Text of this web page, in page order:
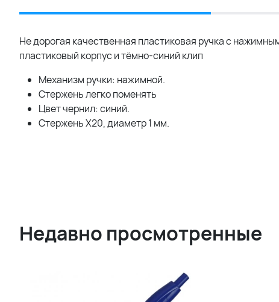
Не дорогая качественная пластиковая ручка с
пластиковый корпус и тёмно-синий клип
Механизм ручки: нажимной.
Стержень легко поменять
Цвет чернил: синий.
Стержень Х20, диаметр 1 мм.
Недавно просмотренные